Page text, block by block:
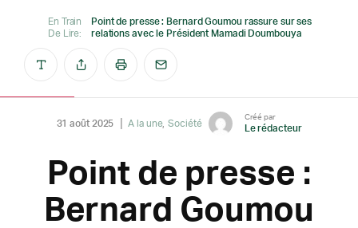
En Train
De Lire:
Point de presse : Bernard Goumou rassure sur ses
relations avec le Président Mamadi Doumbouya
31 août 2025 A la une Société
Créé par
Le rédacteur
Point de presse :
Bernard Goumou